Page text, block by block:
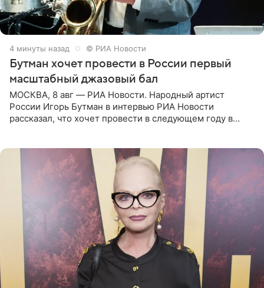
4 минуты назад © РИА Новости
Бутман хочет провести в России первый
масштабный джазовый бал
МОСКВА, 8 авг — РИА Новости. Народный артист
России Игорь Бутман в интервью РИА Новости
рассказал, что хочет провести в следующем году в